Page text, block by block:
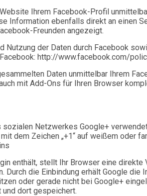
Ihrem Facebook-Profil
Information ebenfalls direkt an einen
Freunden angezeigt.
Nutzung der Daten durch Facebook
http://www.facebook.com/
Daten unmittelbar Ihrem
mit Add-Ons für Ihren Browser
Netzwerkes Google+
dem Zeichen „+1“ auf weißem oder
enthält, stellt Ihr Browser eine
die Einbindung erhält Google
oder gerade nicht bei Google+
und dort gespeichert.